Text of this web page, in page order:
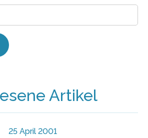
Artikel
25 April 2001